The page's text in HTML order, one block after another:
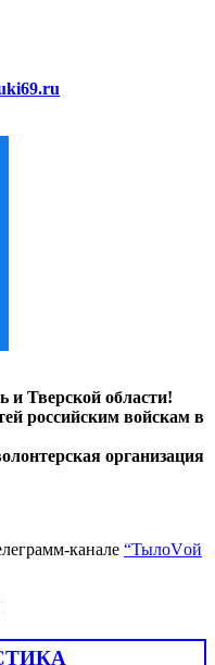
и Тверской области!
российским войскам в
организация
канале “ТылоVой